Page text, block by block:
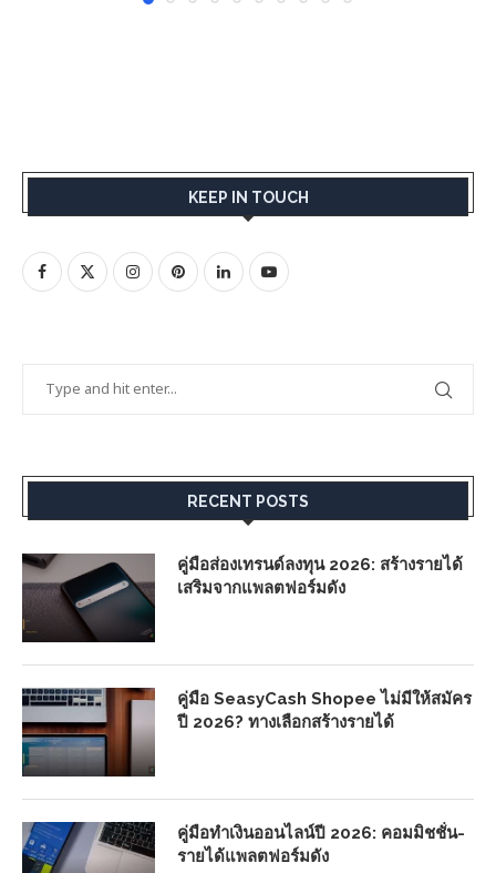
KEEP IN TOUCH
RECENT POSTS
คู่มือส่องเทรนด์ลงทุน 2026: สร้างรายได้
เสริมจากแพลตฟอร์มดัง
คู่มือ SeasyCash Shopee ไม่มีให้สมัคร
ปี 2026? ทางเลือกสร้างรายได้
คู่มือทำเงินออนไลน์ปี 2026: คอมมิชชั่น-
รายได้แพลตฟอร์มดัง